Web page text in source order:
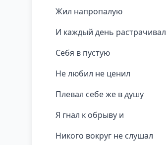
Жил напропалую
И каждый день растрачивал
Себя в пустую
Не любил не ценил
Плевал себе же в душу
Я гнал к обрыву и
Никого вокруг не слушал